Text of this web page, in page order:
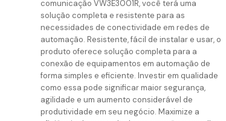
comunicação VW3E3001R, você terá uma
solução completa e resistente para as
necessidades de conectividade em redes de
automação. Resistente, fácil de instalar e usar, o
produto oferece solução completa para a
conexão de equipamentos em automação de
forma simples e eficiente. Investir em qualidade
como essa pode significar maior segurança,
agilidade e um aumento considerável de
produtividade em seu negócio. Maximize a